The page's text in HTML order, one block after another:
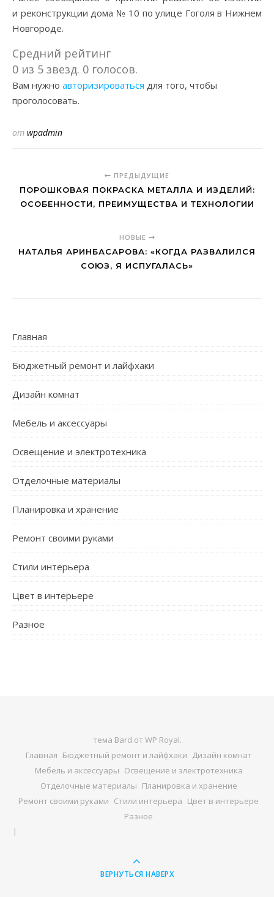
и реконструкции дома № 10 по улице Гоголя в Нижнем
Новгороде.
Средний рейтинг
0 из 5 звезд. 0 голосов.
Вам нужно авторизироваться для того, чтобы
проголосовать.
от wpadmin
ПРЕДЫДУЩИЕ
ПОРОШКОВАЯ ПОКРАСКА МЕТАЛЛА И ИЗДЕЛИЙ:
ОСОБЕННОСТИ, ПРЕИМУЩЕСТВА И ТЕХНОЛОГИИ
НОВЫЕ
НАТАЛЬЯ АРИНБАСАРОВА: «КОГДА РАЗВАЛИЛСЯ
СОЮЗ, Я ИСПУГАЛАСЬ»
Главная
Бюджетный ремонт и лайфхаки
Дизайн комнат
Мебель и аксессуары
Освещение и электротехника
Отделочные материалы
Планировка и хранение
Ремонт своими руками
Стили интерьера
Цвет в интерьере
Разное
тема Bard от WP Royal.
Главная Бюджетный ремонт и лайфхаки Дизайн комнат
Мебель и аксессуары Освещение и электротехника
Отделочные материалы Планировка и хранение
Ремонт своими руками Стили интерьера Цвет в интерьере
Разное
ВЕРНУТЬСЯ НАВЕРХ